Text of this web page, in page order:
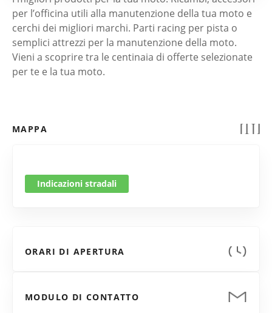
per l’officina utili alla manutenzione della tua moto e
cerchi dei migliori marchi. Parti racing per pista o
semplici attrezzi per la manutenzione della moto.
Vieni a scoprire tra le centinaia di offerte selezionate
per te e la tua moto.
MAPPA
Indicazioni stradali
ORARI DI APERTURA
MODULO DI CONTATTO